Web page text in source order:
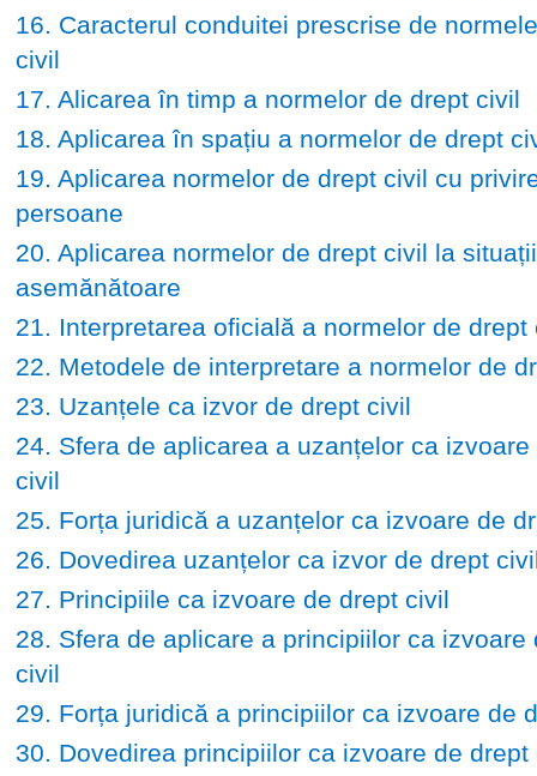
16. Caracterul conduitei prescrise de
civil
17. Alicarea în timp a normelor de drept civil
18. Aplicarea în spațiu a normelor de drept
19. Aplicarea normelor de drept civil cu
persoane
20. Aplicarea normelor de drept civil la situații
asemănătoare
21. Interpretarea oficială a normelor de drept
22. Metodele de interpretare a normelor de
23. Uzanțele ca izvor de drept civil
24. Sfera de aplicarea a uzanțelor ca izvoare
civil
25. Forța juridică a uzanțelor ca izvoare de
26. Dovedirea uzanțelor ca izvor de drept
27. Principiile ca izvoare de drept civil
28. Sfera de aplicare a principiilor ca izvoare
civil
29. Forța juridică a principiilor ca izvoare de
30. Dovedirea principiilor ca izvoare de drept